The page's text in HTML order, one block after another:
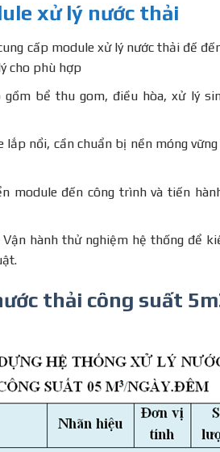
xử lý nước thải
cấp module xử lý nước thải đế
cho phù hợp
bể thu gom, điều hòa, xử lý
nổi, cần chuẩn bị nền móng
module đến công trình và tiến
hành thử nghiệm hệ thống để
thải công suất